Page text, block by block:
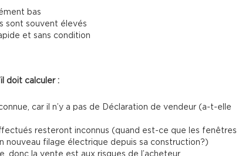
bas
sont souvent élevés
et sans condition
doit calculer :
car il n’y a pas de Déclaration de vendeur (a-t-elle
resteront inconnus (quand est-ce que les fenêtres
nouveau filage électrique depuis sa construction?)
donc la vente est aux risques de l’acheteur